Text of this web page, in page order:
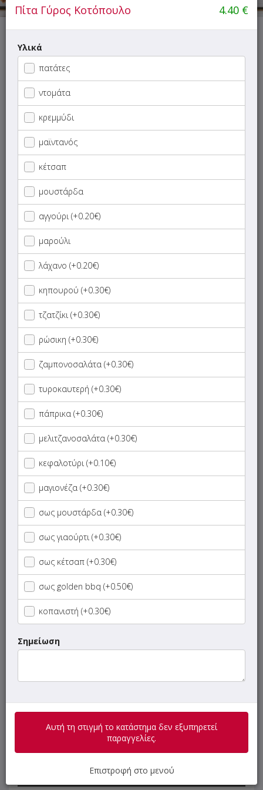
Γρήγορη
αναζήτηση
προϊόντος...
SUPER Προσφορές
ΠΑΙΔΙΚΑ ΓΕΥΜΑΤΑ
ΝΗΣΤΙΣΙΜΑ
Family Box
Ορεκτικά
Finger Food
Σαλάτες
Τεμάχια
Τεμάχια σε Λάμα
Πίτες
Αραβικές Πίτες Γίγας
Ψωμάκια
Λαγάνες
Μπαγκέτες
Κυπριακές Πίτες
Burger
Pita Club
Μερίδες
Πίτα Γύρος Κοτόπουλο 4.40 €
Υλικά
πατάτες
ντομάτα
κρεμμύδι
μαϊντανός
κέτσαπ
μουστάρδα
αγγούρι (+0.20€)
μαρούλι
λάχανο (+0.20€)
κηπουρού (+0.30€)
τζατζίκι (+0.30€)
ρώσικη (+0.30€)
ζαμπονοσαλάτα (+0.30€)
τυροκαυτερή (+0.30€)
πάπρικα (+0.30€)
μελιτζανοσαλάτα (+0.30€)
κεφαλοτύρι (+0.10€)
μαγιονέζα (+0.30€)
σως μουστάρδα (+0.30€)
σως γιαούρτι (+0.30€)
σως κέτσαπ (+0.30€)
σως golden bbq (+0.50€)
κοπανιστή (+0.30€)
Σημείωση
Αυτή τη στιγμή το κατάστημα δεν εξυπηρετεί
παραγγελίες.
Επιστροφή στο μενού